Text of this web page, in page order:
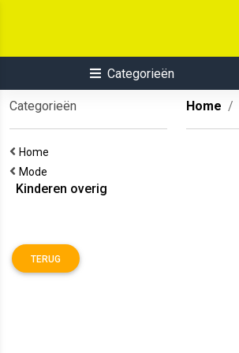
Categorieën
Categorieën
Home
Mode
Kinderen overig
TERUG
Home